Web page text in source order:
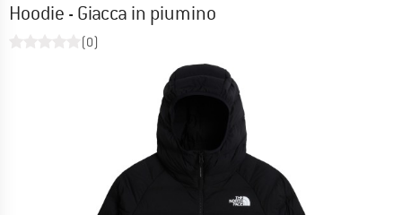
Hoodie - Giacca in piumino
(0)